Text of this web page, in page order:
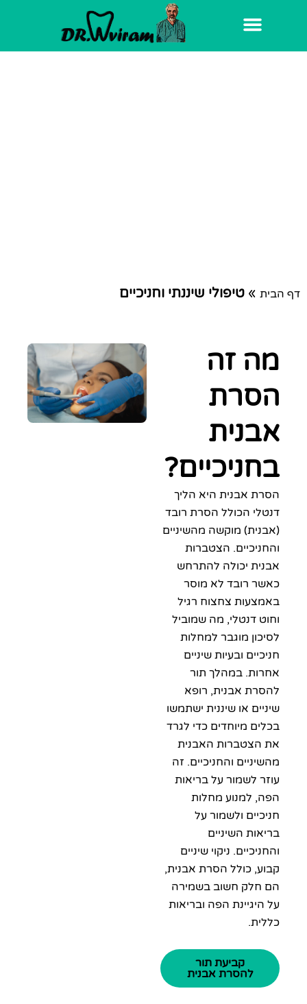
»טיפולי שיננתי וחניכיים​
זה
אבנית היא הליך
הכולל הסרת רובד
מוקשה מהשיניים
הצטברות
יכולה להתרחש
רובד לא מוסר
צחצוח רגיל
דנטלי, מה שמוביל
מוגבר למחלות
ובעיות שיניים
במהלך תור
אבנית, רופא
או שיננית ישתמשו
מיוחדים כדי לגרד
האבנית
והחניכיים. זה
לשמור על בריאות
למנוע מחלות
ולשמור על
השיניים
ניקוי שיניים
כולל הסרת אבנית,
חשוב בשמירה
הפה ובריאות
קביעת תור
להסרת אבנית